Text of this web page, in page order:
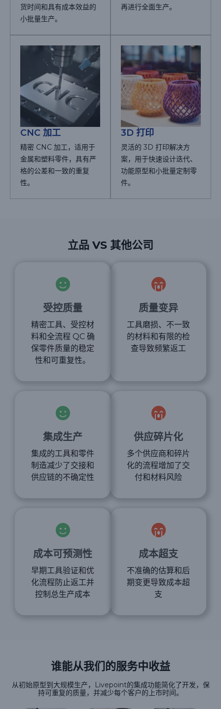
货时间和具有成本效益的
小批量生产。
再进行全面生产。
CNC 加工
精密 CNC 加工，适用于
金属和塑料零件，具有严
格的公差和一致的重复
性。
3D 打印
灵活的 3D 打印解决方
案，用于快速设计迭代、
功能原型和小批量定制零
件。
立品 VS 其他公司
受控质量
精密工具、受控材
料和全流程 QC 确
保零件质量的稳定
性和可重复性。
质量变异
工具磨损、不一致
的材料和有限的检
查导致频繁返工
集成生产
集成的工具和零件
制造减少了交接和
供应链的不确定性
供应碎片化
多个供应商和碎片
化的流程增加了交
付和材料风险
成本可预测性
早期工具验证和优
化流程防止返工并
控制总生产成本
成本超支
不准确的估算和后
期变更导致成本超
支
谁能从我们的服务中收益
从初始原型到大规模生产，Livepoint的集成功能简化了开发，保
持可重复的质量，并减少每个客户的上市时间。